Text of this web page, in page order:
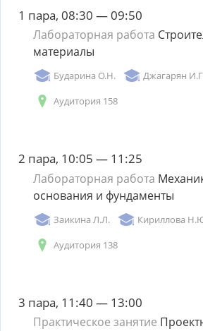
1 пара, 08:30 — 09:50
Лабораторная работа
материалы
Бударина О.Н.
Джагарян
Аудитория 158
2 пара, 10:05 — 11:25
Лабораторная работа
основания и фундаменты
Заикина Л.Л. Кириллова
Аудитория 138
3 пара, 11:40 — 13:00
Практическое занятие